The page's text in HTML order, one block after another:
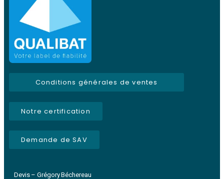
Conditions générales de ventes
Notre certification
Demande de SAV
Devis – Grégory Béchereau